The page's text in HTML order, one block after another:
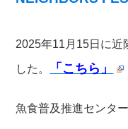
2025年11月15日に近
した。 「こちら」
魚食普及推進センター